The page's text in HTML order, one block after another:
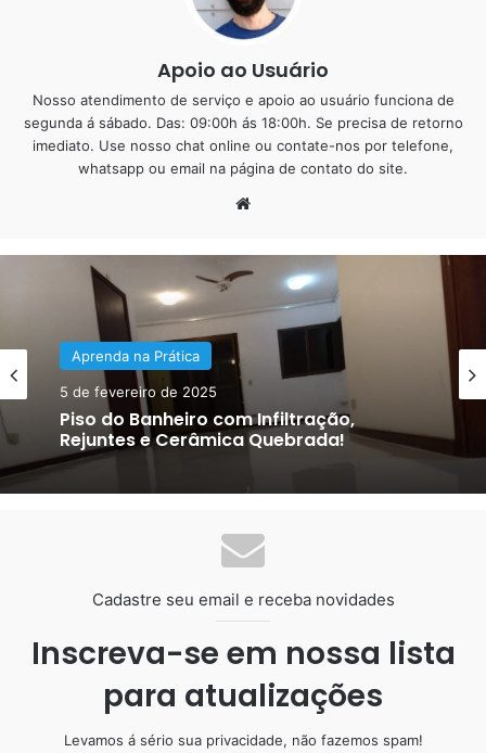
Os modelos autocolantes são indicados para áreas
internas e secas, bem como salas, quartos e até mesmo
cozinhas e lavabos, desde que esses ambientes sejam
limpos apenas com pano úmido.
Locais como banheiros, áreas de serviço e terraços não
são indicados, pois o uso excessivo de água pode vir a
O piso vinílico deve ser instalado sobre um contra piso
nivelado e bem seco. O mesmo pode ser instalado sobre
pisos antigos, o que facilita muito nas reformas reduzindo
assim os quebra-quebra. Porém até os pisos antigos
precisam estar bem regularizados e nivelados.
Apoio ao Usuário
Nosso atendimento de serviço e apoio ao usuário funciona de
segunda á sábado. Das: 09:00h ás 18:00h. Se precisa de retorno
imediato. Use nosso chat online ou contate-nos por telefone,
whatsapp ou email na página de contato do site.
Aprenda na Prática
5 de fevereiro de 2025
Piso do Banheiro com Infiltração,
Rejuntes e Cerâmica Quebrada!
Aprenda na Prática
7 de fevereiro de 2025
Porcelanato Liquido Benefícios
Resistência e Durabilidade!
Cadastre seu email e receba novidades
Inscreva-se em nossa lista
para atualizações
Levamos á sério sua privacidade, não fazemos spam!